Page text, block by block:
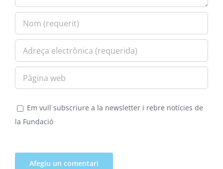
Em vull subscriure a la newsletter i rebre notícies de
la Fundació